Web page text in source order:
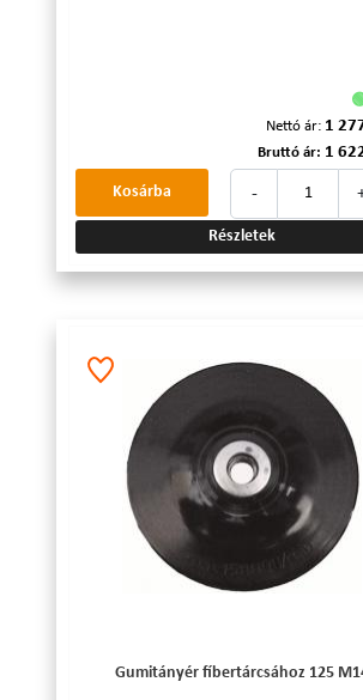
Nettó ár: 1
Bruttó ár: 1
-
Kosárba
Részletek
Gumitányér fíbertárcsához 125